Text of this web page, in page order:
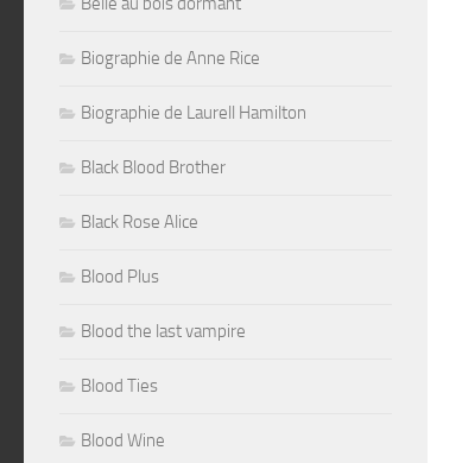
Biographie de Anne Rice
Biographie de Laurell Hamilton
Black Blood Brother
Black Rose Alice
Blood Plus
Blood the last vampire
Blood Ties
Blood Wine